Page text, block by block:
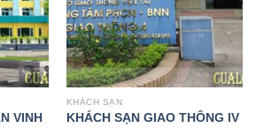
VINH
KHÁCH SẠN
KHÁCH SẠN GIAO THÔNG IV